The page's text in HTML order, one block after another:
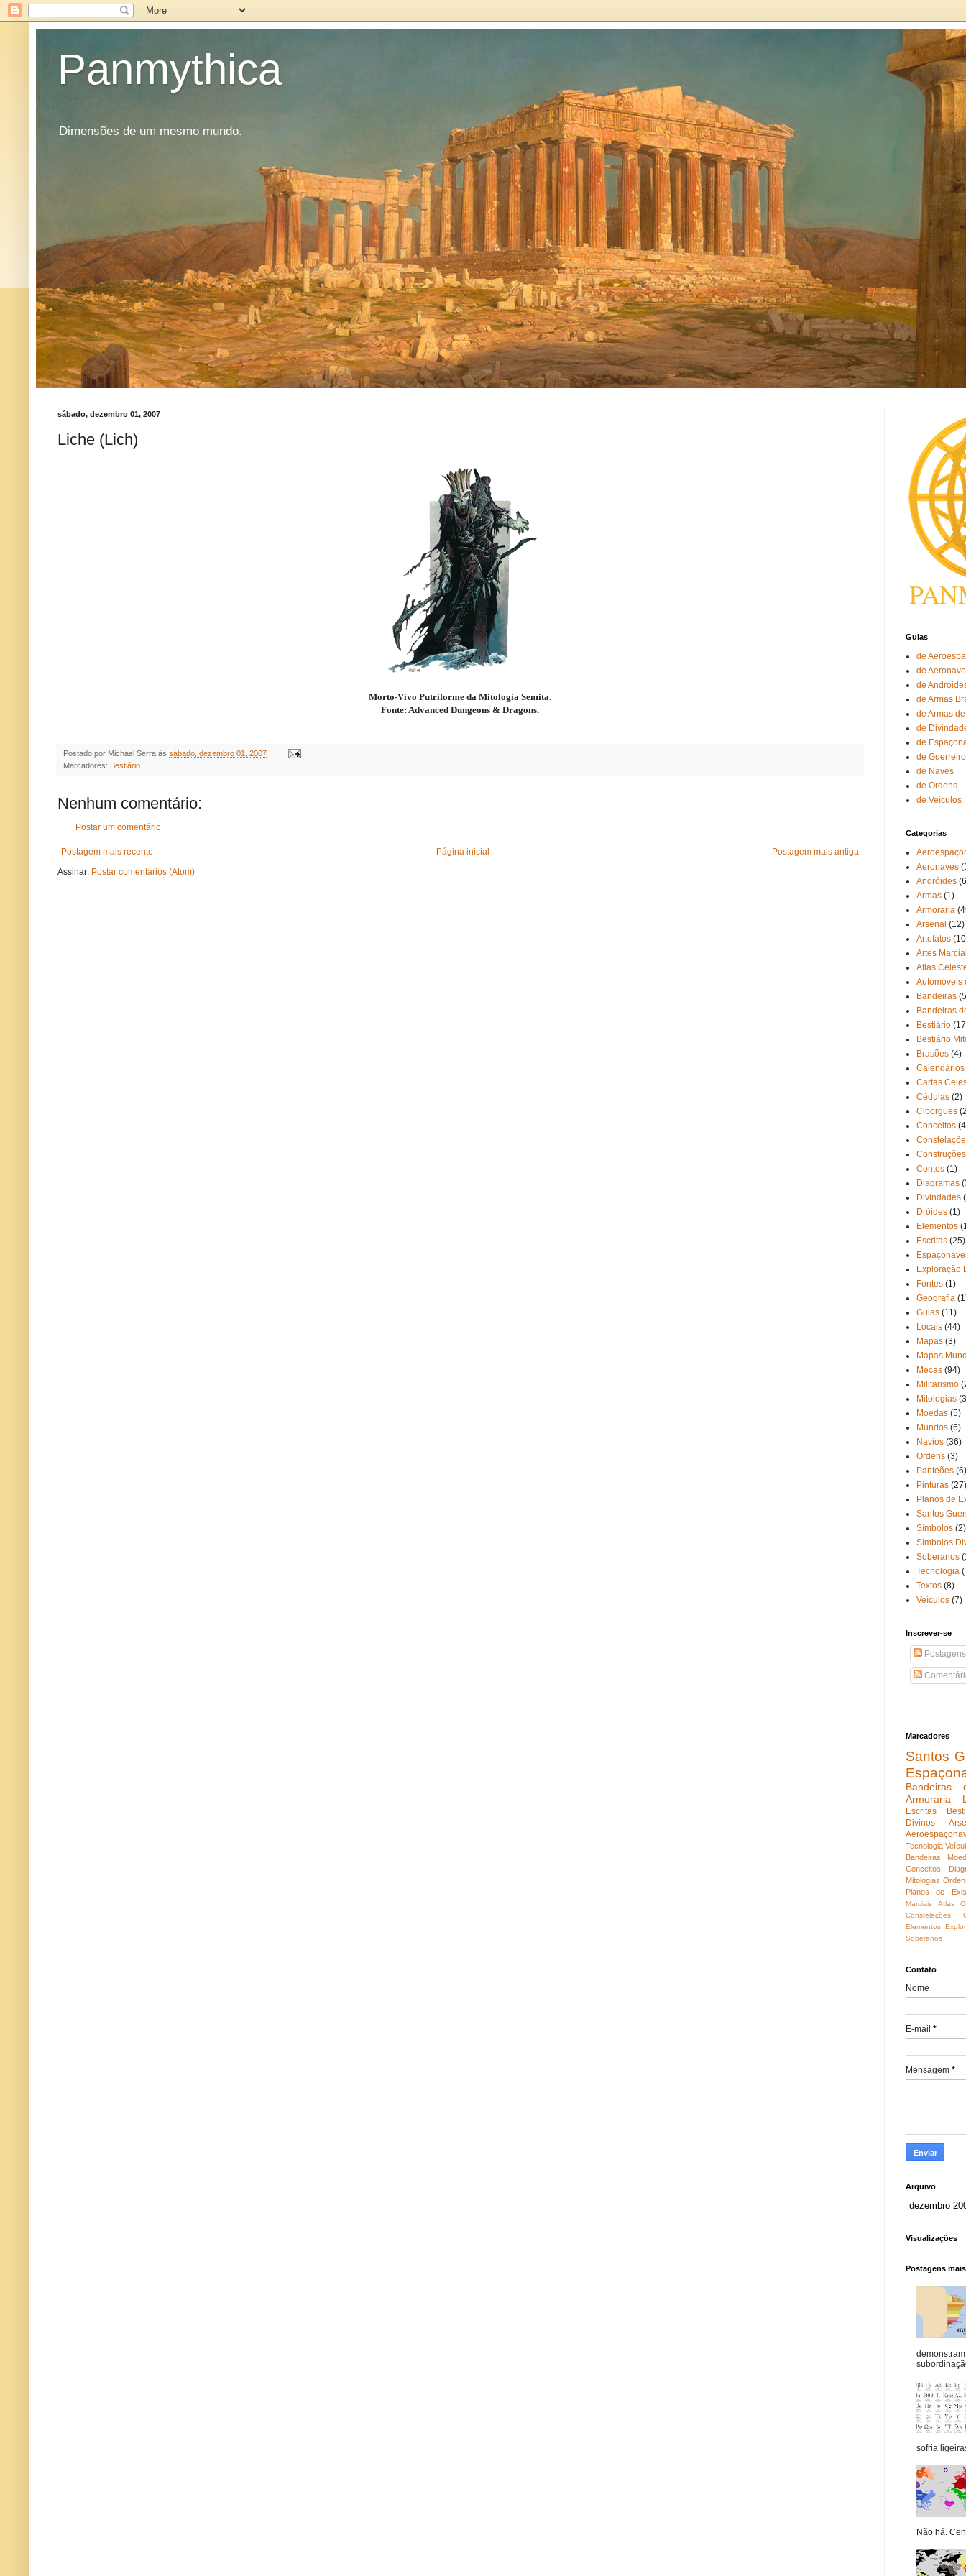
Panmythica
Dimensões de um mesmo mundo.
sábado, dezembro 01, 2007
Liche (Lich)
Morto-Vivo Putriforme da Mitologia Semita.
Fonte: Advanced Dungeons & Dragons.
Postado por Michael Serra às sábado, dezembro 01, 2007
Marcadores: Bestiário
Nenhum comentário:
Postar um comentário
Postagem mais recente Postagem mais antiga
Página inicial
Assinar: Postar comentários (Atom)
Guias
de
de
de
de Armas
de Armas
de
de
de
de Naves
de Ordens
de Veículos
Categorias
Aeronaves
Andróides
Armas (1)
Armoraria
Arsenal (12)
Artefatos
Artes
Atlas
Automóveis
Bandeiras
Bandeiras
Bestiário
Bestiário
Brasões (4)
Calendários
Cartas
Cédulas (2)
Ciborgues
Conceitos
Construções
Contos (1)
Diagramas
Divindades
Dróides (1)
Elementos
Escritas (25)
Exploração
Fontes (1)
Geografia
Guias (11)
Locais (44)
Mapas (3)
Mapas
Mecas (94)
Militarismo
Mitologias
Moedas (5)
Mundos (6)
Navios (36)
Ordens (3)
Panteões (6)
Pinturas (27)
Planos de
Santos
Símbolos (2)
Símbolos
Soberanos
Tecnologia
Textos (8)
Veículos (7)
Inscrever-se
Postagens
Marcadores
Santos
Bandeiras
Armoraria
Escritas
Divinos
Tecnologia
Bandeiras
Conceitos
Mitologias
Planos de
Marciais
Atlas
Constelações
Elementos
Soberanos
Contato
Nome
E-mail *
Mensagem *
Arquivo
Visualizações
Postagens
sofria
Não há.